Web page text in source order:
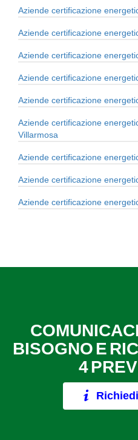
Aziende certificazione
Aziende certificazione
Aziende certificazione
Aziende certificazione
Aziende certificazione
Aziende certificazione
Villarmosa
Aziende certificazione
Aziende certificazione
Aziende certificazione
BISOGNO E
4